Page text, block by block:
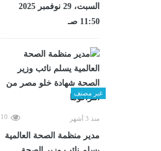
السبت، 29 نوفمبر 2025
11:50 صـ
غير مصنف
منذ 3 أشهر 10
مدير منظمة الصحة العالمية